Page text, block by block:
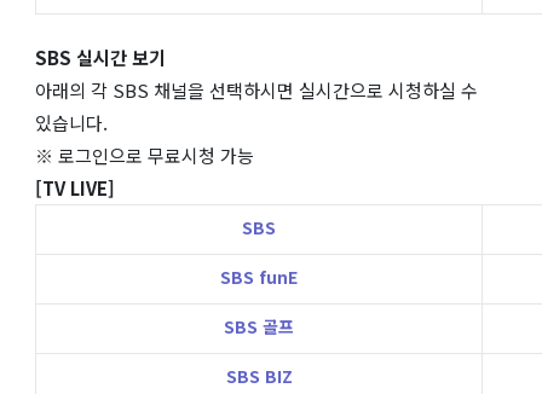
SBS 실시간 보기
아래의 각 SBS 채널을 선택하시면 실시간으로 시청하실 수
있습니다.
※ 로그인으로 무료시청 가능
[TV LIVE]
SBS
SBS funE
SBS 골프
SBS BIZ